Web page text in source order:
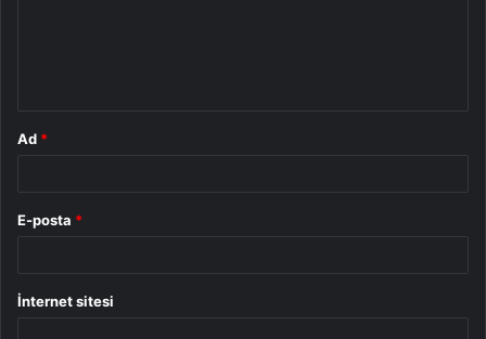
Ad *
E-posta *
İnternet sitesi